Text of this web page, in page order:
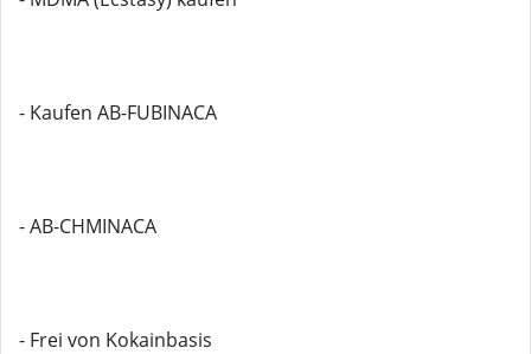
- Kaufen AB-FUBINACA
- AB-CHMINACA
- Frei von Kokainbasis